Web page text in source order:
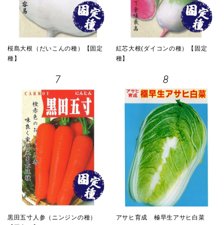
桜島大根（だいこんの種）【固定
種】
紅芯大根(ダイコンの種）【固定
種】
7
黒田五寸人参（ニンジンの種）
8
アサヒ育成 極早生アサヒ白菜